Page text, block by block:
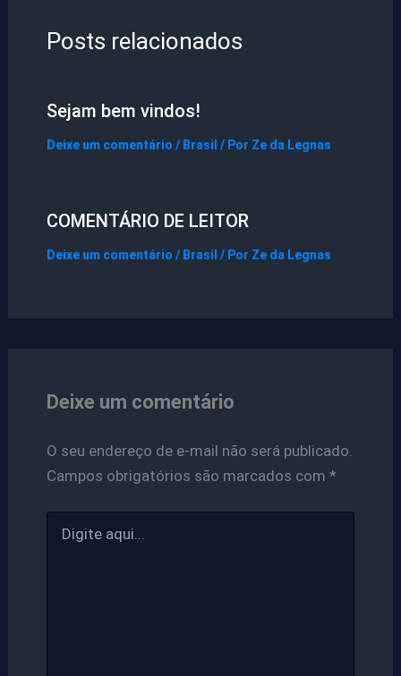
Posts relacionados
Sejam bem vindos!
Deixe um comentário / Brasil / Por Ze da Legnas
COMENTÁRIO DE LEITOR
Deixe um comentário / Brasil / Por Ze da Legnas
Deixe um comentário
O seu endereço de e-mail não será publicado.
Campos obrigatórios são marcados com *
aqui...